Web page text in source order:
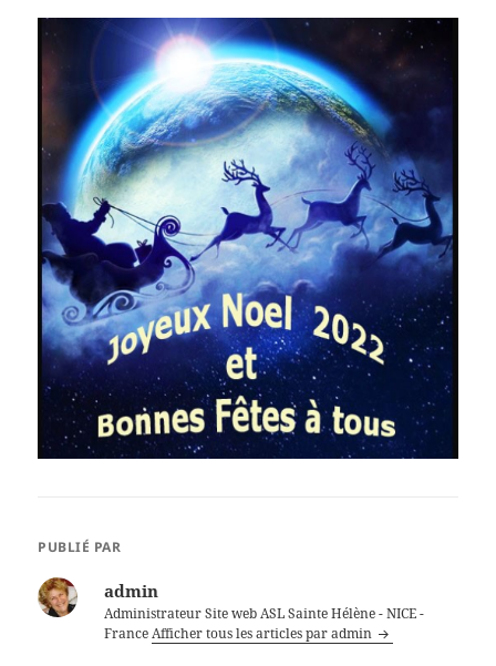
PUBLIÉ PAR
admin
Administrateur Site web ASL Sainte Hélène - NICE -
FranceAfficher tous les articles par admin